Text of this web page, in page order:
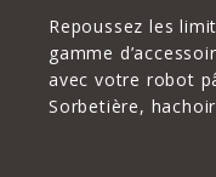
Repoussez les
gamme
avec votre robot
Sorbetière,